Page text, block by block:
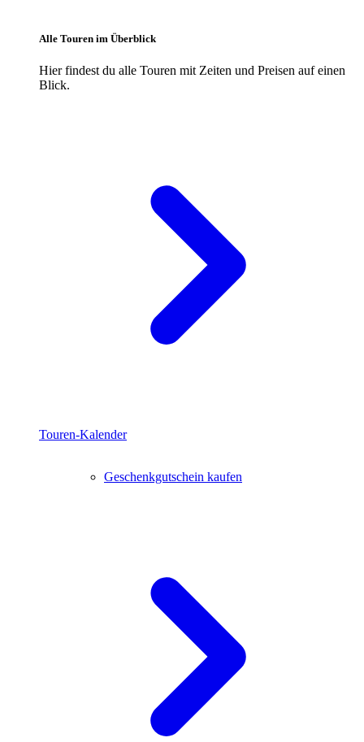
Alle Touren im Überblick
Hier findest du alle Touren mit Zeiten und Preisen auf einen
Blick.
Touren-Kalender
Geschenkgutschein kaufen